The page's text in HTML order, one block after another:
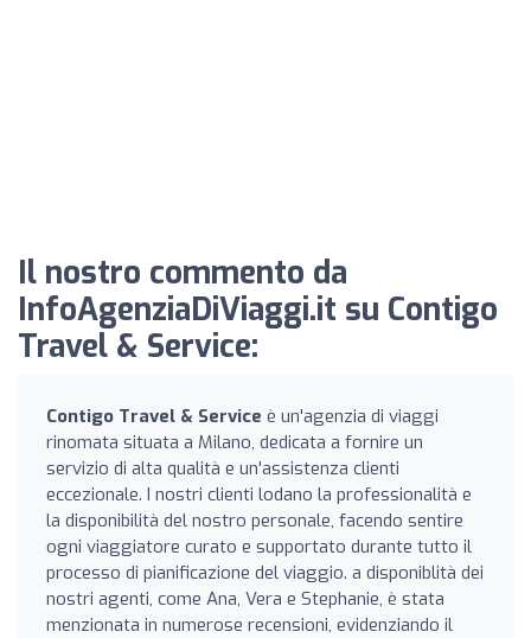
Il nostro commento da
InfoAgenziaDiViaggi.it su Contigo
Travel & Service:
Contigo Travel & Service è un'agenzia di viaggi
rinomata situata a Milano, dedicata a fornire un
servizio di alta qualità e un'assistenza clienti
eccezionale. I nostri clienti lodano la professionalità e
la disponibilità del nostro personale, facendo sentire
ogni viaggiatore curato e supportato durante tutto il
processo di pianificazione del viaggio. a disponiblità dei
nostri agenti, come Ana, Vera e Stephanie, è stata
menzionata in numerose recensioni, evidenziando il